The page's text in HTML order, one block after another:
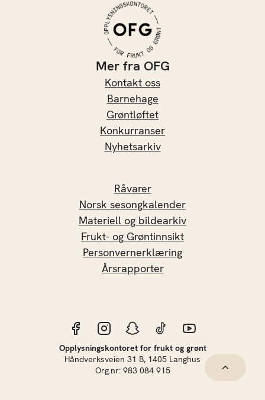
Mer fra OFG
Kontakt oss
Barnehage
Grøntløftet
Konkurranser
Nyhetsarkiv
Råvarer
Norsk sesongkalender
Materiell og bildearkiv
Frukt- og Grøntinnsikt
Personvernerklæring
Årsrapporter
Opplysningskontoret for frukt og grønt
Håndverksveien 31 B, 1405 Langhus
Org.nr: 983 084 915
Hopp til